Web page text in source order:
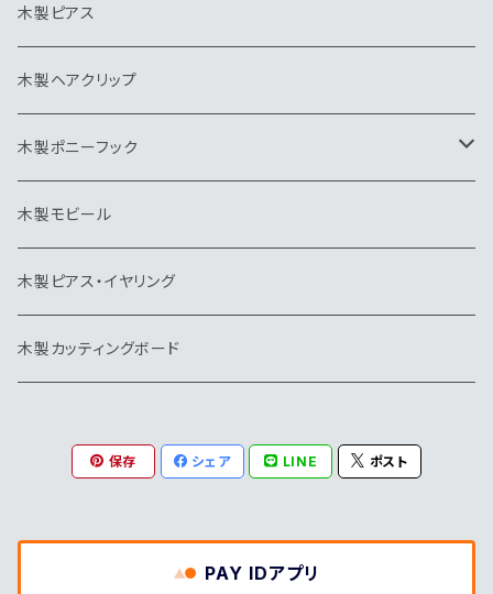
ヘアクリップ
ポニーフック
モビール
カッティングボード
ヘアゴム
帽子クリップ
木製ピアス
木製ヘアクリップ
木製ポニーフック
トリ
木製モビール
木製ピアス・イヤリング
木製カッティングボード
保存 シェア LINE ポスト
PAY IDアプリ